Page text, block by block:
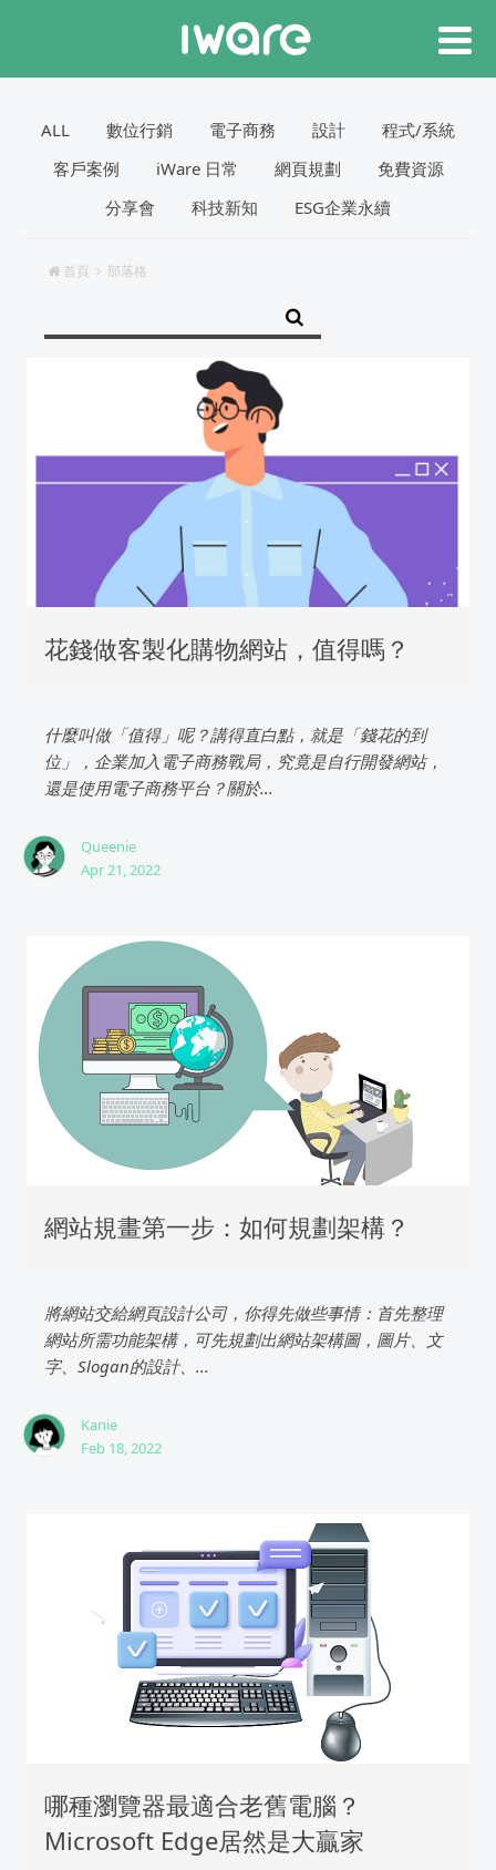
ALL 數位行銷 電子商務 設計
程式/系統
客戶案例
iWare 日常 網頁規劃
免費資源
分享會
科技新知 ESG企業永續
首頁 部落格
花錢做客製化購物網站，值得嗎？
什麼叫做「值得」呢？講得直白點，就是「錢花的到
位」，企業加入電子商務戰局，究竟是自行開發網站，
還是使用電子商務平台？關於...
Queenie
Apr 21, 2022
網站規畫第一步：如何規劃架構？
將網站交給網頁設計公司，你得先做些事情：首先整理
網站所需功能架構，可先規劃出網站架構圖，圖片、文
字、Slogan的設計、...
Kanie
Feb 18, 2022
哪種瀏覽器最適合老舊電腦？
Microsoft Edge居然是大贏家